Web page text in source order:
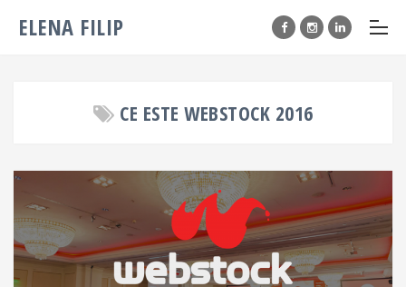
ELENA FILIP
CE ESTE WEBSTOCK 2016